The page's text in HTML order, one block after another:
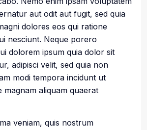
aut odit aut fugit, sed quia
dolores eos qui ratione
nesciunt. Neque porero
dolorem ipsum quia dolor sit
adipisci velit, sed quia non
modi tempora incidunt ut
magnam aliquam quaerat
veniam, quis nostrum